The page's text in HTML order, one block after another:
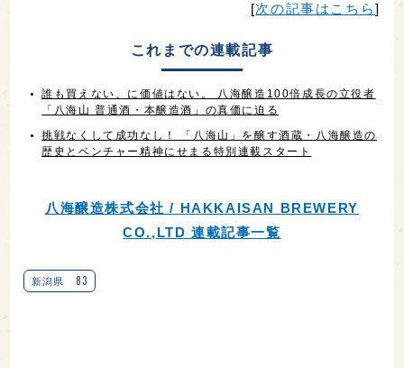
[次の記事はこちら]
これまでの連載記事
誰も買えない、に価値はない。 八海醸造100倍成長の立役者
「八海山 普通酒・本醸造酒」の真価に迫る
挑戦なくして成功なし！ 「八海山」を醸す酒蔵・八海醸造の
歴史とベンチャー精神にせまる特別連載スタート
八海醸造株式会社 / HAKKAISAN BREWERY
CO.,LTD 連載記事一覧
新潟県 83